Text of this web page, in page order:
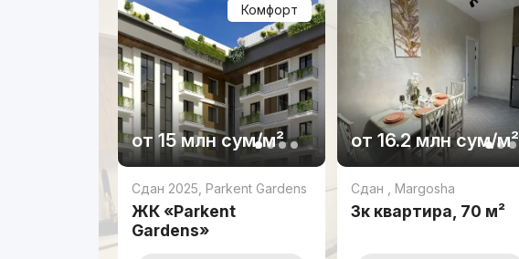
Комфорт
от15 млн сум/м²
Сдан 2025 Parkent Gardens
ЖК «Parkent
Gardens»
от 16.2 млн сум/м²
Сдан Margosha
3к квартира, 70 м²